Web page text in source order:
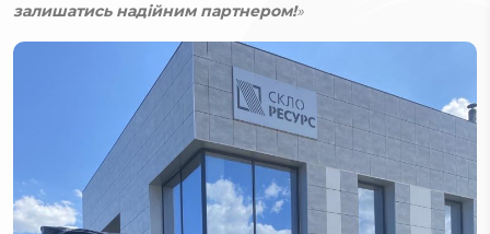
залишатись надійним партнером!»